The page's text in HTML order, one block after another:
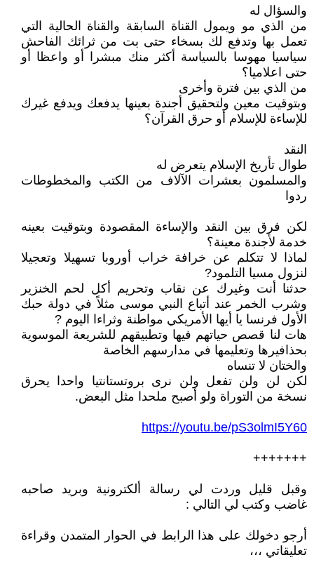
والسؤال له
من الذي مو ويمول القناة السابقة والقناة الحالية التي
تعمل بها وتدفع لك بسخاء حتى بت من ثرائك الفاحش
سياسيا مهوسا بالسياسة أكثر منك مبشرا أو واعظا أو
حتى اعلاميا؟
من الذي بين فترة وأخرى
وبتوقيت معين ولتحقيق أجندة بعينها يدفعك ويدفع غيرك
للإساءة للإسلام أو حرق القرآن؟
النقد
طوال تأريخ الإسلام يتعرض له
والمسلمون بعشرات الآلاف من الكتب والمخطوطات
ردوا
لكن فرق بين النقد والإساءة المقصودة وبتوقيت بعينه
خدمة لأجندة معينة؟
لماذا لا تتكلم عن خرافة خراب أوروبا تسهيلا وتعجيلا
لنزول مسيا التلمود?
حدثنا أنت وغيرك عن نقاب وتحريم أكل لحم الخنزير
وشرب الخمر عند أتباع النبي موسى مثلاً في دولة حبك
الأول فرنسا يا أيها الأمريكي مواطنة وثراءا اليوم ?
هات لنا قصص حياتهم فيها وتطبيقهم للشريعة الموسوية
بحذافيرها وتعليمها في مدارسهم الخاصة
والختان لا تنساه
لكن لن ولن تفعل ولن نرى بروتستانتيا واحدا يحرق
نسخة من التوراة ولو أصبح ملحدا مثل البعض.
https://youtu.be/pS3olmI5Y60
+++++++
وقبل قليل وردت لي رسالة ألكترونية وبريد صاحبه
غاضب وكتب لي التالي :
أرجو دخولك على هذا الرابط في الحوار المتمدن وقراءة
تعليقاتي ،،،